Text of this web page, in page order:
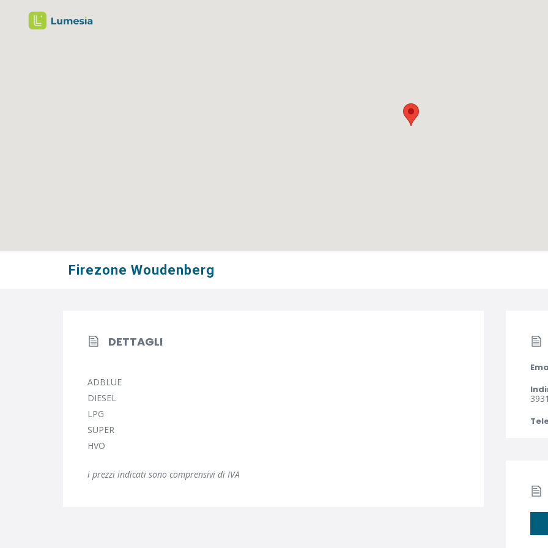
Firezone Woudenberg
DETTAGLI
ADBLUE
DIESEL
LPG
SUPER
HVO
i prezzi indicati sono comprensivi di IVA